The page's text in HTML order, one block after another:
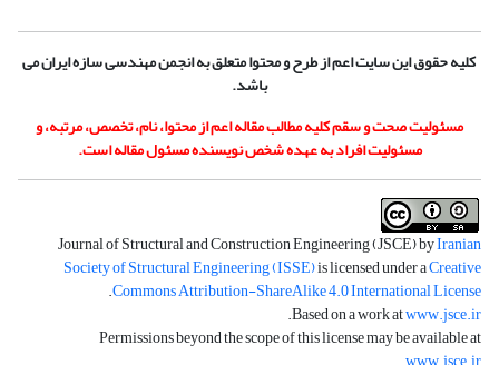
کلیه حقوق این سایت اعم از طرح و محتوا متعلق به انجمن مهندسی سازه ایران می
باشد.
مسئولیت صحت و سقم کلیه مطالب مقاله اعم از محتوا، نام، تخصص، مرتبه، و
مسئولیت افراد به عهده شخص نویسنده مسئول مقاله است.
Journal of Structural and Construction Engineering (JSCE) byIranian
Society of Structural Engineering (ISSE)is licensed under aCreative
Commons Attribution-ShareAlike 4.0 International License
.
Based on a work atwww.jsce.ir
.
Permissions beyond the scope of this license may be available at